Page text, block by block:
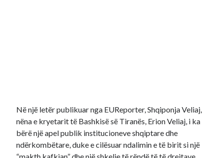
Në një letër publikuar nga EUReporter, Shqiponja Veliaj,
nëna e kryetarit të Bashkisë së Tiranës, Erion Veliaj, i ka
bërë një apel publik institucioneve shqiptare dhe
ndërkombëtare, duke e cilësuar ndalimin e të birit si një